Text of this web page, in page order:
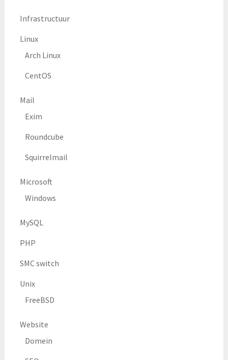
Infrastructuur
Linux
Arch Linux
CentOS
Mail
Exim
Roundcube
Squirrelmail
Microsoft
Windows
MySQL
PHP
SMC switch
Unix
FreeBSD
Website
Domein